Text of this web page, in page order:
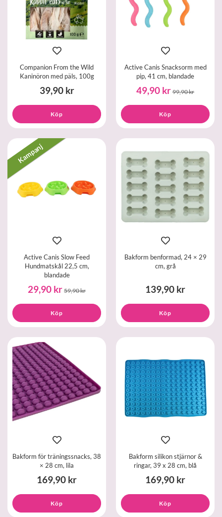
Companion From the Wild
Kaninöron med päls, 100g
39,90 kr
Köp
Active Canis Snacksorm med
pip, 41 cm, blandade
49,90 kr 99,90 kr
Köp
Kampanj
Active Canis Slow Feed
Hundmatskål 22,5 cm,
blandade
29,90 kr 59,90 kr
Köp
Bakform benformad, 24 × 29
cm, grå
139,90 kr
Köp
Bakform för träningssnacks, 38
× 28 cm, lila
169,90 kr
Köp
Bakform silikon stjärnor &
ringar, 39 x 28 cm, blå
169,90 kr
Köp